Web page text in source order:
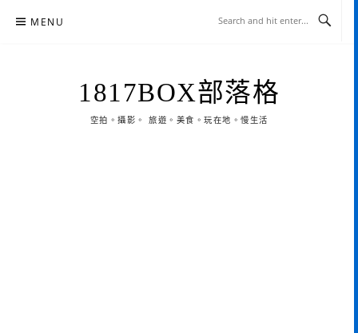
MENU
1817BOX部落格
空拍。攝影。 旅遊。美食。玩在地。慢生活